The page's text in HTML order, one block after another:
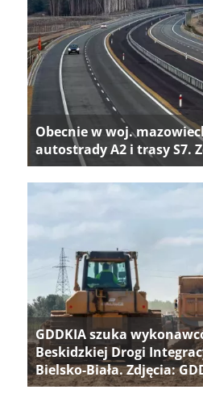
Obecnie w woj.
autostrady A2 i trasy S7.
GDDKIA szuka
Beskidzkiej Drogi
Bielsko-Biała. Zdjęcia: